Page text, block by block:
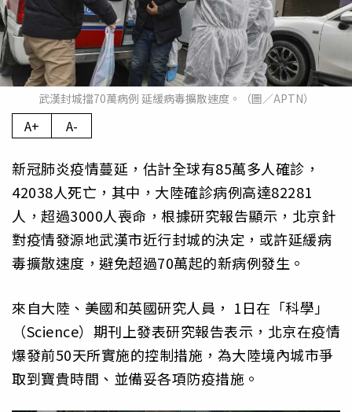
武漢封城擋70萬病例 延緩病毒擴散速度。（圖／APTN）
A+ A-
新冠肺炎疫情蔓延，估計全球有85萬多人確診，
42038人死亡，其中，大陸確診病例高達82281
人，超過3000人喪命，根據研究報告顯示，北京針
對疫情發源地武漢市近行封城的決定，或許延緩病
毒擴散速度，避免超過70萬起的新病例發生。
來自大陸、美國和英國研究人員， 1日在「科學」
（Science）期刊上發表研究報告表示，北京在疫情
爆發前50天所實施的控制措施，為大陸境內城市爭
取到寶貴時間、並備妥各項防疫措施。